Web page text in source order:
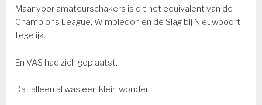
Maar voor amateurschakers is dit het equivalent van de
Champions League, Wimbledon en de Slag bij Nieuwpoort
tegelijk.
En VAS had zich geplaatst.
Dat alleen al was een klein wonder.